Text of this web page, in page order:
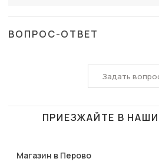
ВОПРОС-ОТВЕТ
Задать
ПРИЕЗЖАЙТЕ В
Магазин в Перово